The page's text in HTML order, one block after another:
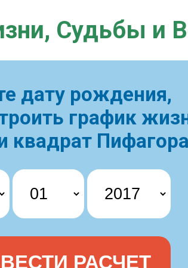
Судьбы и
дату рождения,
график
квадрат
РАСЧЕТ